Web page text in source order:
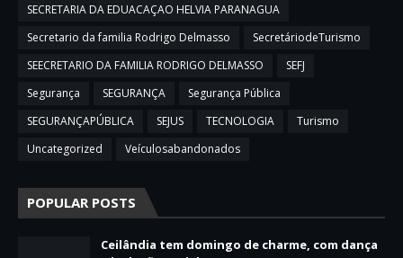
SECRETARIA DA EDUACAÇAO HELVIA PARANAGUA
Secretario da familia Rodrigo Delmasso
SecretáriodeTurismo
SEECRETARIO DA FAMILIA RODRIGO DELMASSO
SEFJ
Segurança
SEGURANÇA
Segurança Pública
SEGURANÇAPÚBLICA
SEJUS TECNOLOGIA
Turismo
Uncategorized
Veículosabandonados
POPULAR POSTS
Ceilândia tem domingo de charme, com dança